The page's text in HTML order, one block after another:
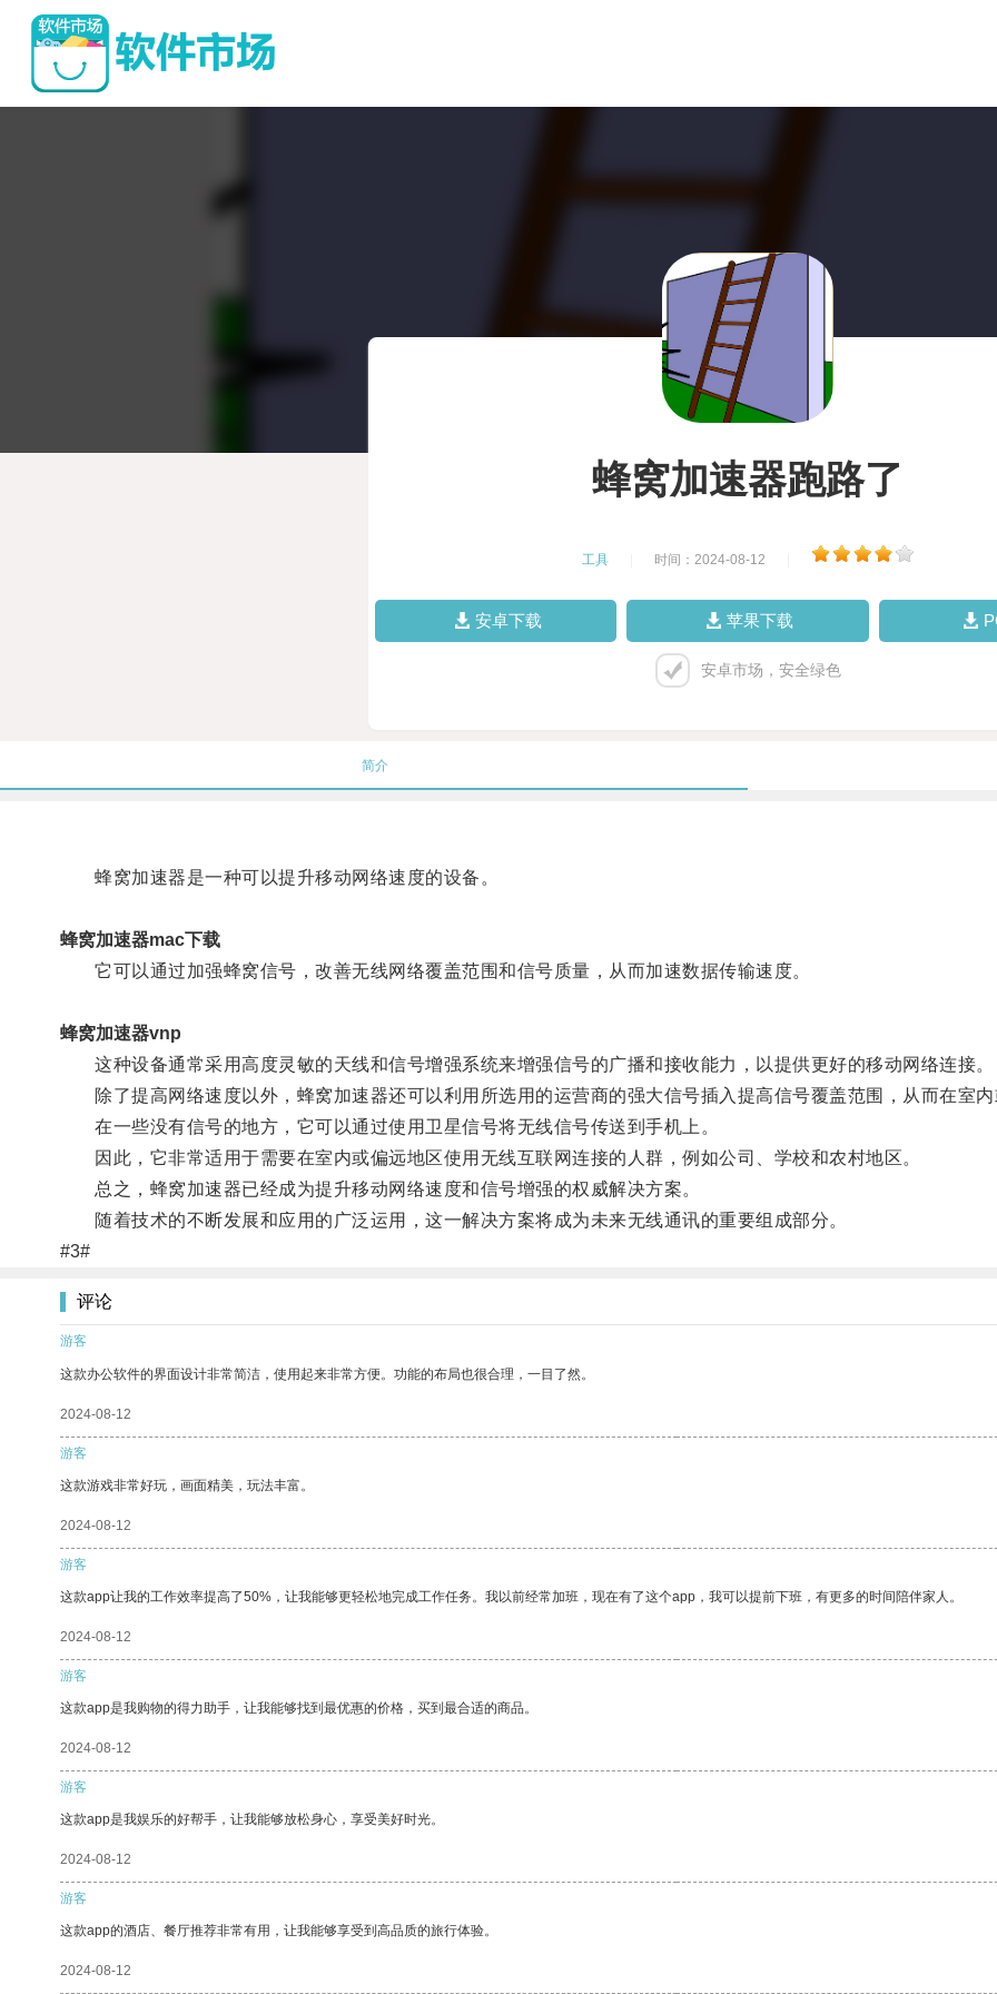
蜂窝加速器跑路了
工具 时间：2024-08-12
安卓下载 苹果下载
安卓市场，安全绿色
简介
蜂窝加速器是一种可以提升移动网络速度的设备。
蜂窝加速器mac下载
它可以通过加强蜂窝信号，改善无线网络覆盖范围和信号质量，从而加速数据传输速度。
蜂窝加速器vnp
这种设备通常采用高度灵敏的天线和信号增强系统来增强信号的广播和接收能力，以提供更好的移动网络连接。
除了提高网络速度以外，蜂窝加速器还可以利用所选用的运营商的强大信号插入提高信号覆盖范围，从而在室内
在一些没有信号的地方，它可以通过使用卫星信号将无线信号传送到手机上。
因此，它非常适用于需要在室内或偏远地区使用无线互联网连接的人群，例如公司、学校和农村地区。
总之，蜂窝加速器已经成为提升移动网络速度和信号增强的权威解决方案。
随着技术的不断发展和应用的广泛运用，这一解决方案将成为未来无线通讯的重要组成部分。
#3#
评论
游客
这款办公软件的界面设计非常简洁，使用起来非常方便。功能的布局也很合理，一目了然。
2024-08-12
游客
这款游戏非常好玩，画面精美，玩法丰富。
2024-08-12
游客
这款app让我的工作效率提高了50%，让我能够更轻松地完成工作任务。我以前经常加班，现在有了这个app，我可以提前下班，有更多的时间陪伴家人。
2024-08-12
游客
这款app是我购物的得力助手，让我能够找到最优惠的价格，买到最合适的商品。
2024-08-12
游客
这款app是我娱乐的好帮手，让我能够放松身心，享受美好时光。
2024-08-12
游客
这款app的酒店、餐厅推荐非常有用，让我能够享受到高品质的旅行体验。
2024-08-12